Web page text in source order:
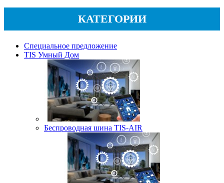
КАТЕГОРИИ
Специальное предложение
TIS Умный Дом
Беспроводная шина TIS-AIR